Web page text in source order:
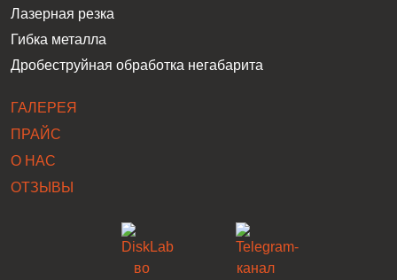
Лазерная резка
Гибка металла
Дробеструйная обработка негабарита
ГАЛЕРЕЯ
ПРАЙС
О НАС
ОТЗЫВЫ